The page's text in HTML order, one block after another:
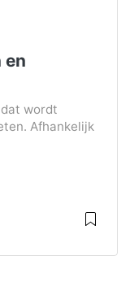
en
wordt
Afhankelijk